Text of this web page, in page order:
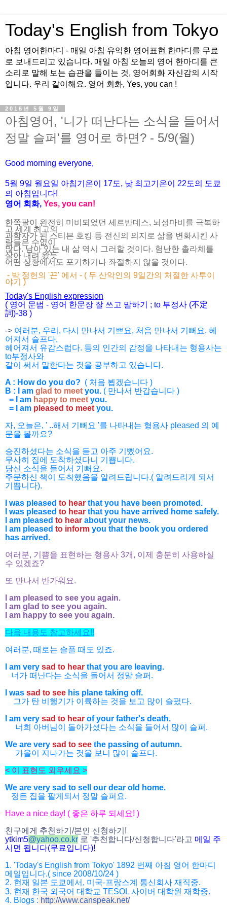
Today's English from Tokyo
아침 영어한마디 - 매일 아침 유익한 영어표현 한마디를 무료
로 보내드리고 있습니다. 매일 아침 오늘의 영어 한마디를 큰
소리로 말해 보는 습관을 들이는 것, 영어회화 자신감의 시작
입니다. 우리 같이해요. 영어 회화, Yes, you can !
2016년 5월 9일
아침영어, '니가 떠난다는 소식을 들어서
정말 슬퍼'를 영어로 하면? - 5/9(월)
Good morning everyone,
5월 9일 월 요일 아침기온이 17도, 낮 최고기온이
22도의 도쿄
의 아침입니다!
영어 회화, Yes, you can!
한쪽팔이 완전히 미비되었던 세르반데스, 뇌성마비를 극복하
고 세계 최고의
과학자가 된 스티븐 호킹 등 전신의 의지로 삶을 변화시킨 사
람들은 수없이
많다. 남아 있는 내 삶 역시 그러할 것이다. 험난한 촐라체를
살아 내려 왔듯
어떤 상황에서도 포기하거나 좌절하지 않을 것이다.
- 박 정헌의 '끈' 에서 - ( 두 산악인의 9일간의 처절한 사투이
야기 )
Today's English expression
( 영어 문법 - 영어 한문장 잘 쓰고 말하기 ; to 부정사 (不定
詞)-38 )
-> 여러분, 우리, 다시 만나서 기쁘요, 처음 만나서 기뻐요. 헤
어져서 슬프다,
헤어져서 유감스럽다. 등의 인간의 감정을 나타내는 형용사는
to부정사와
같이 써서 말한다는 것을 공부하고 있습니다.
A : How do you do? ( 처음 뵙겠습니다 )
B : I am glad to meet you. ( 만나서 반갑습니다 )
= I am happy to meet you.
= I am pleased to meet you.
자, 오늘은, ' ..해서 기뻐요 '를 나타내는 형용사 pleased 의 예
문을 볼까요?
승진하셨다는 소식을 듣고 아주 기뻤어요.
무사히 집에 도착하셨다니 기쁩니다.
당신 소식을 들어서 기뻐요.
주문하신 책이 도착했음을 알려드립니다.( 알려드리게 되서
기쁩니다).
I was pleased to hear that you have been promoted.
I was pleased to hear that you have arrived home safely.
I am pleased to hear about your news.
I am pleased to inform you that the book you ordered
has arrived.
여러분, 기쁨을 표현하는 형용사 3개, 이제 충분히 사용하실
수 있겠죠?
또 만나서 반가워요.
I am pleased to see you again.
I am glad to see you again.
I am happy to see you again.
다음 내용도 참고하세요!!
여러분, 때로는 슬플 때도 있죠.
I am very sad to hear that you are leaving.
너가 떠난다는 소식을 들어서 정말 슬퍼.
I was sad to see his plane taking off.
그가 탄 비행기가 이륙하는 것을 보고 많이 슬펐다.
I am very sad to hear of your father's death.
너희 아버님이 돌아가셨다는 소식을 들어서 많이 슬퍼.
We are very sad to see the passing of autumn.
가을이 지나가는 것을 보니 많이 슬프다.
< 이 표현도 외우세요 >
We are very sad to sell our dear old home.
정든 집을 팔게되서 정말 슬퍼요.
Have a nice day! ( 좋은 하루 되세요! )
친구에게 추천하기/본인 신청하기!
ytkim5@yahoo.co.kr 로 '추천합니다/신청합니다'라고 메일 주
시면 됩니다(무료입니다)!
1. 'Today's English from Tokyo' 1892 번째 아침 영어 한마디
메일입니다.( since 2008/10/24 )
2. 현재 일본 도쿄에서, 미국-프랑스계 통신회사 재직중.
3. 현재 한국 외국어 대학교 TESOL 사이버 대학원 재학중.
4. Blogs : http://www.canspeak.net/